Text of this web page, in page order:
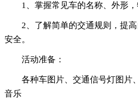
1、掌握常见车的名称、外形，
2、了解简单的交通规则，提
安全。
活动准备：
各种车图片、交通信号灯图片
音乐